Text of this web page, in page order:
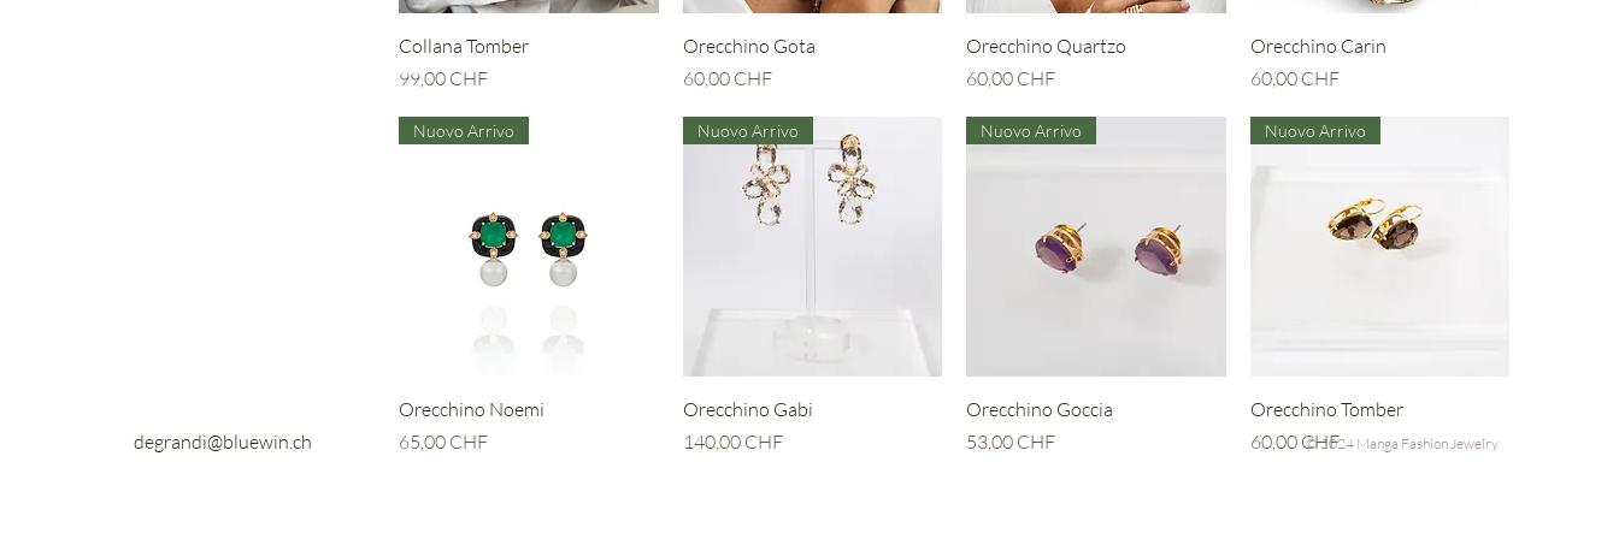
Vista rapida
Collana Tomber
Prezzo
99,00 CHF
Vista rapida
Orecchino Gota
Prezzo
60,00 CHF
Vista rapida
Orecchino Quartzo
Prezzo
60,00 CHF
Vista rapida
Orecchino Carin
Prezzo
60,00 CHF
Vista rapida
Nuovo Arrivo
Orecchino Noemi
Prezzo
65,00 CHF
Vista rapida
Nuovo Arrivo
Orecchino Gabi
Prezzo
140,00 CHF
Vista rapida
Nuovo Arrivo
Orecchino Goccia
Prezzo
53,00 CHF
Vista rapida
Nuovo Arrivo
Orecchino Tomber
Prezzo
60,00 CHF
degrandi@bluewin.ch © 2024 Manga Fashion Jewelry